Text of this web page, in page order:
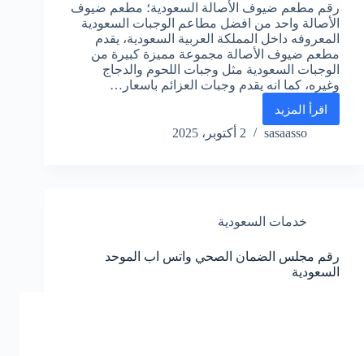
رقم مطعم ضيوف الأصالة السعودية؛ مطعم ضيوف
الأصالة واحد من افضل مطاعم الوجبات السعودية
المعروفه داخل المملكة العربية السعودية، يقدم
مطعم ضيوف الأصالة مجموعة مميزة كبيرة من
الوجبات السعودية مثل وجبات اللحوم والدجاج
وغيره، كما انه يقدم وجبات العزائم باسعار…
اقرأ المزيد
رقم
مطعم
توصيل
sasaasso 2 أكتوبر، 2025
خدمات السعودية
رقم مجلس الضمان الصحي واتس اب الموحد
السعودية